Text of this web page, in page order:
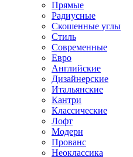
Прямые
Радиусные
Скошенные углы
Стиль
Современные
Евро
Английские
Дизайнерские
Итальянские
Кантри
Классические
Лофт
Модерн
Прованс
Неоклассика